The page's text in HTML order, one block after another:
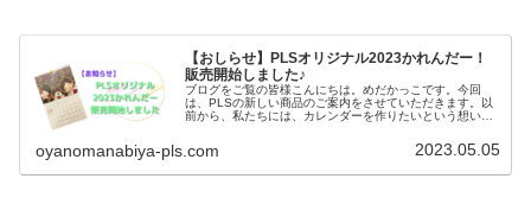
【おしらせ】PLSオリジナル2023かれんだー！
販売開始しました♪
ブログをご覧の皆様こんにちは。めだかっこです。今回
は、PLSの新しい商品のご案内をさせていただきます。以
前から、私たちには、カレンダーを作りたいという想いが
じつは、PLSの2人はアートが好きだから。今回、それを
実現することができました。では、本編へどうぞ♪
oyanomanabiya-pls.com 2023.05.05